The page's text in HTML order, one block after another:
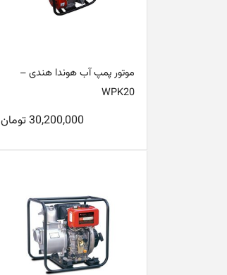
موتور پمپ آب هوندا هندی –
WPK20
30,200,000تومان